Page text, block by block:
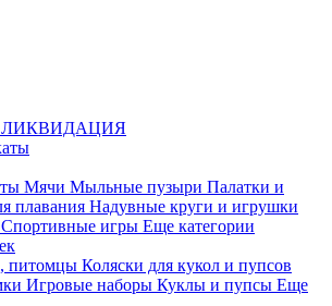
ЛИКВИДАЦИЯ
Мячи Мыльные пузыри Палатки и
плавания Надувные круги и игрушки
Спортивные игры Еще категории
питомцы Коляски для кукол и пупсов
Игровые наборы Куклы и пупсы Еще